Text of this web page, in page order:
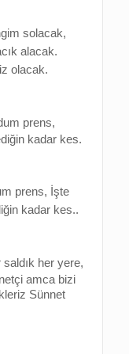
olacak.
kadar kes.
prens, İşte
kadar kes..
saldık her yere,
amca bizi
Sünnet